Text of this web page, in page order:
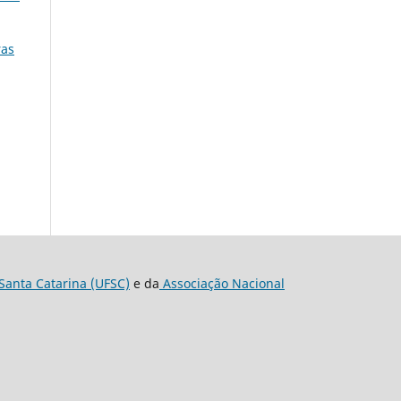
Catarina (UFSC) e da Associação Nacional